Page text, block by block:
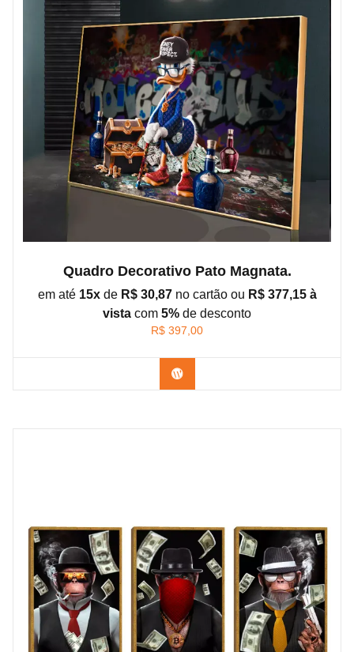
Quadro Decorativo Pato Magnata.
em até 15xde R$ 30,87no cartão ou R$ 377,15 à
vista com 5% de desconto
R$ 397,00
Confira os modelos